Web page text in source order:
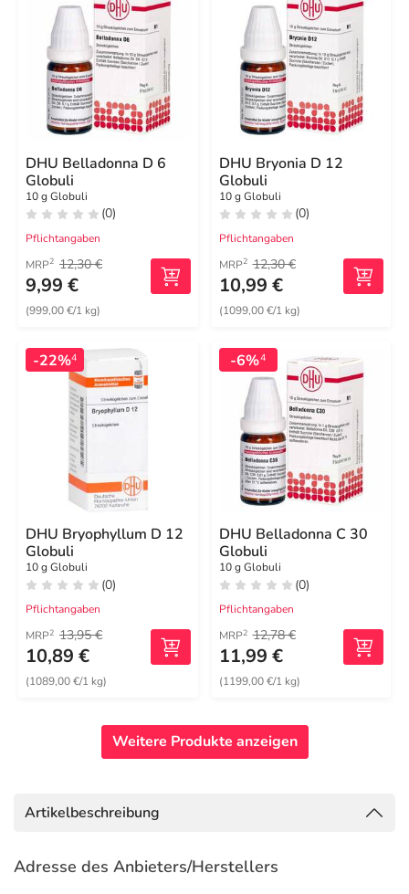
DHU Belladonna D 6
Globuli
10 g Globuli
(0)
Pflichtangaben
MRP2 12,30 €
9,99 €
(999,00 €/1 kg)
DHU Bryonia D 12
Globuli
10 g Globuli
(0)
Pflichtangaben
MRP2 12,30 €
10,99 €
(1099,00 €/1 kg)
-22%4
DHU Bryophyllum D 12
Globuli
10 g Globuli
(0)
Pflichtangaben
MRP2 13,95 €
10,89 €
(1089,00 €/1 kg)
-6%4
DHU Belladonna C 30
Globuli
10 g Globuli
(0)
Pflichtangaben
MRP2 12,78 €
11,99 €
(1199,00 €/1 kg)
Weitere Produkte anzeigen
Artikelbeschreibung
Adresse des Anbieters/Herstellers